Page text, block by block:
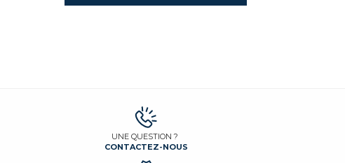
UNE QUESTION ?
CONTACTEZ-NOUS